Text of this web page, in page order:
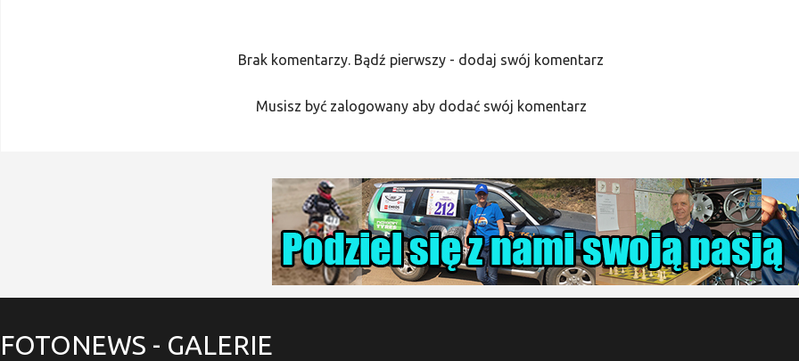
Brak komentarzy. Bądź pierwszy - dodaj swój komentarz
Musisz być zalogowany aby dodać swój komentarz
FOTONEWS - GALERIE